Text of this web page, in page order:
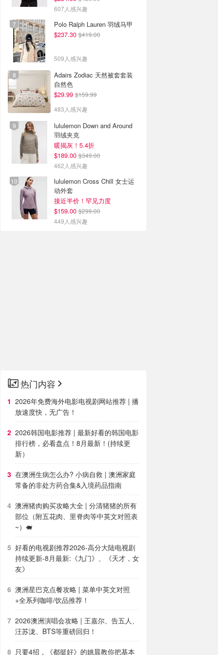
607人感兴趣
Polo Ralph Lauren 羽绒马甲
$237.30 $419.00
509人感兴趣
Adairs Zodiac 天然被套套装
自然色
$29.99 $159.99
483人感兴趣
lululemon Down and Around
羽绒夹克
暖揭灰！5.4折
$189.00 $349.00
462人感兴趣
lululemon Cross Chill 女士运
动外套
接近半价！罕见力度
$159.00 $299.00
449人感兴趣
热门内容
2026年免费海外电影电视剧网站推荐 | 播
放速度快，无广告！
2026韩国电影推荐 | 最新好看的韩国电影
排行榜，必看盘点！8月最新！(持续更
新）
在澳洲生病怎么办? 小病自救 | 澳洲家庭
常备的非处方药合集&入境药品指南
澳洲猪肉购买攻略大全 | 分清猪猪的所有
部位（附五花肉、里脊肉等中英文对照表
~）🐖
好看的电视剧推荐2026-高分大陆电视剧
持续更新-8月最新:《九门》、《天才，女
友》
澳洲星巴克点餐攻略 | 菜单中英文对照
+全系列咖啡/饮品推荐！
2026澳洲演唱会攻略 | 王嘉尔、告五人、
汪苏泷、BTS等重磅回归！
只要4招，《都挺好》的姚晨教你把基本